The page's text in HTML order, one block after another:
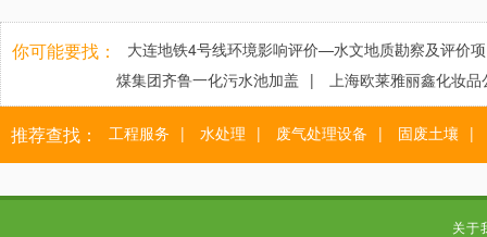
你可能要找：
大连地铁4号线环境影响评价—水文地质勘察及评价
煤集团齐鲁一化污水池加盖 | 上海欧莱雅丽鑫化妆
推荐查找： 工程服务 | 水处理 | 废气处理设备 | 固废土壤 |
关于